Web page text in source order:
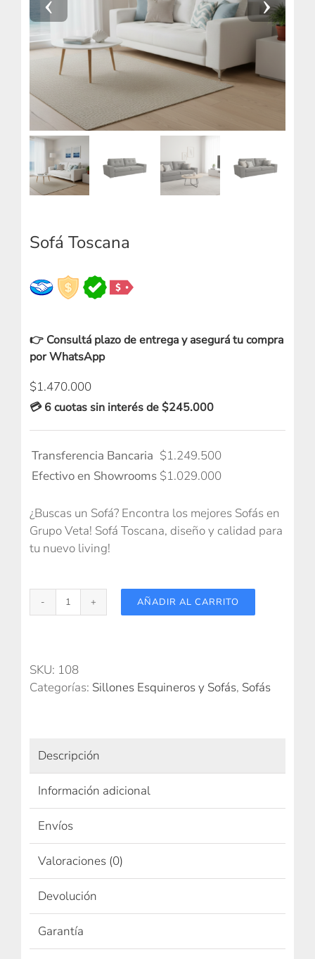
Sofá Toscana
👉 Consultá plazo de entrega y asegurá tu compra
por WhatsApp
$1.470.000
💳 6 cuotas sin interés de $245.000
Transferencia Bancaria $1.249.500
Efectivo en Showrooms $1.029.000
¿Buscas un Sofá? Encontra los mejores Sofás en
Grupo Veta! Sofá Toscana, diseño y calidad para
tu nuevo living!
Sofá
AÑADIR AL CARRITO
SKU: 108
Categorías: Sillones Esquineros y Sofás, Sofás
Descripción
Información adicional
Envíos
Valoraciones (0)
Devolución
Garantía